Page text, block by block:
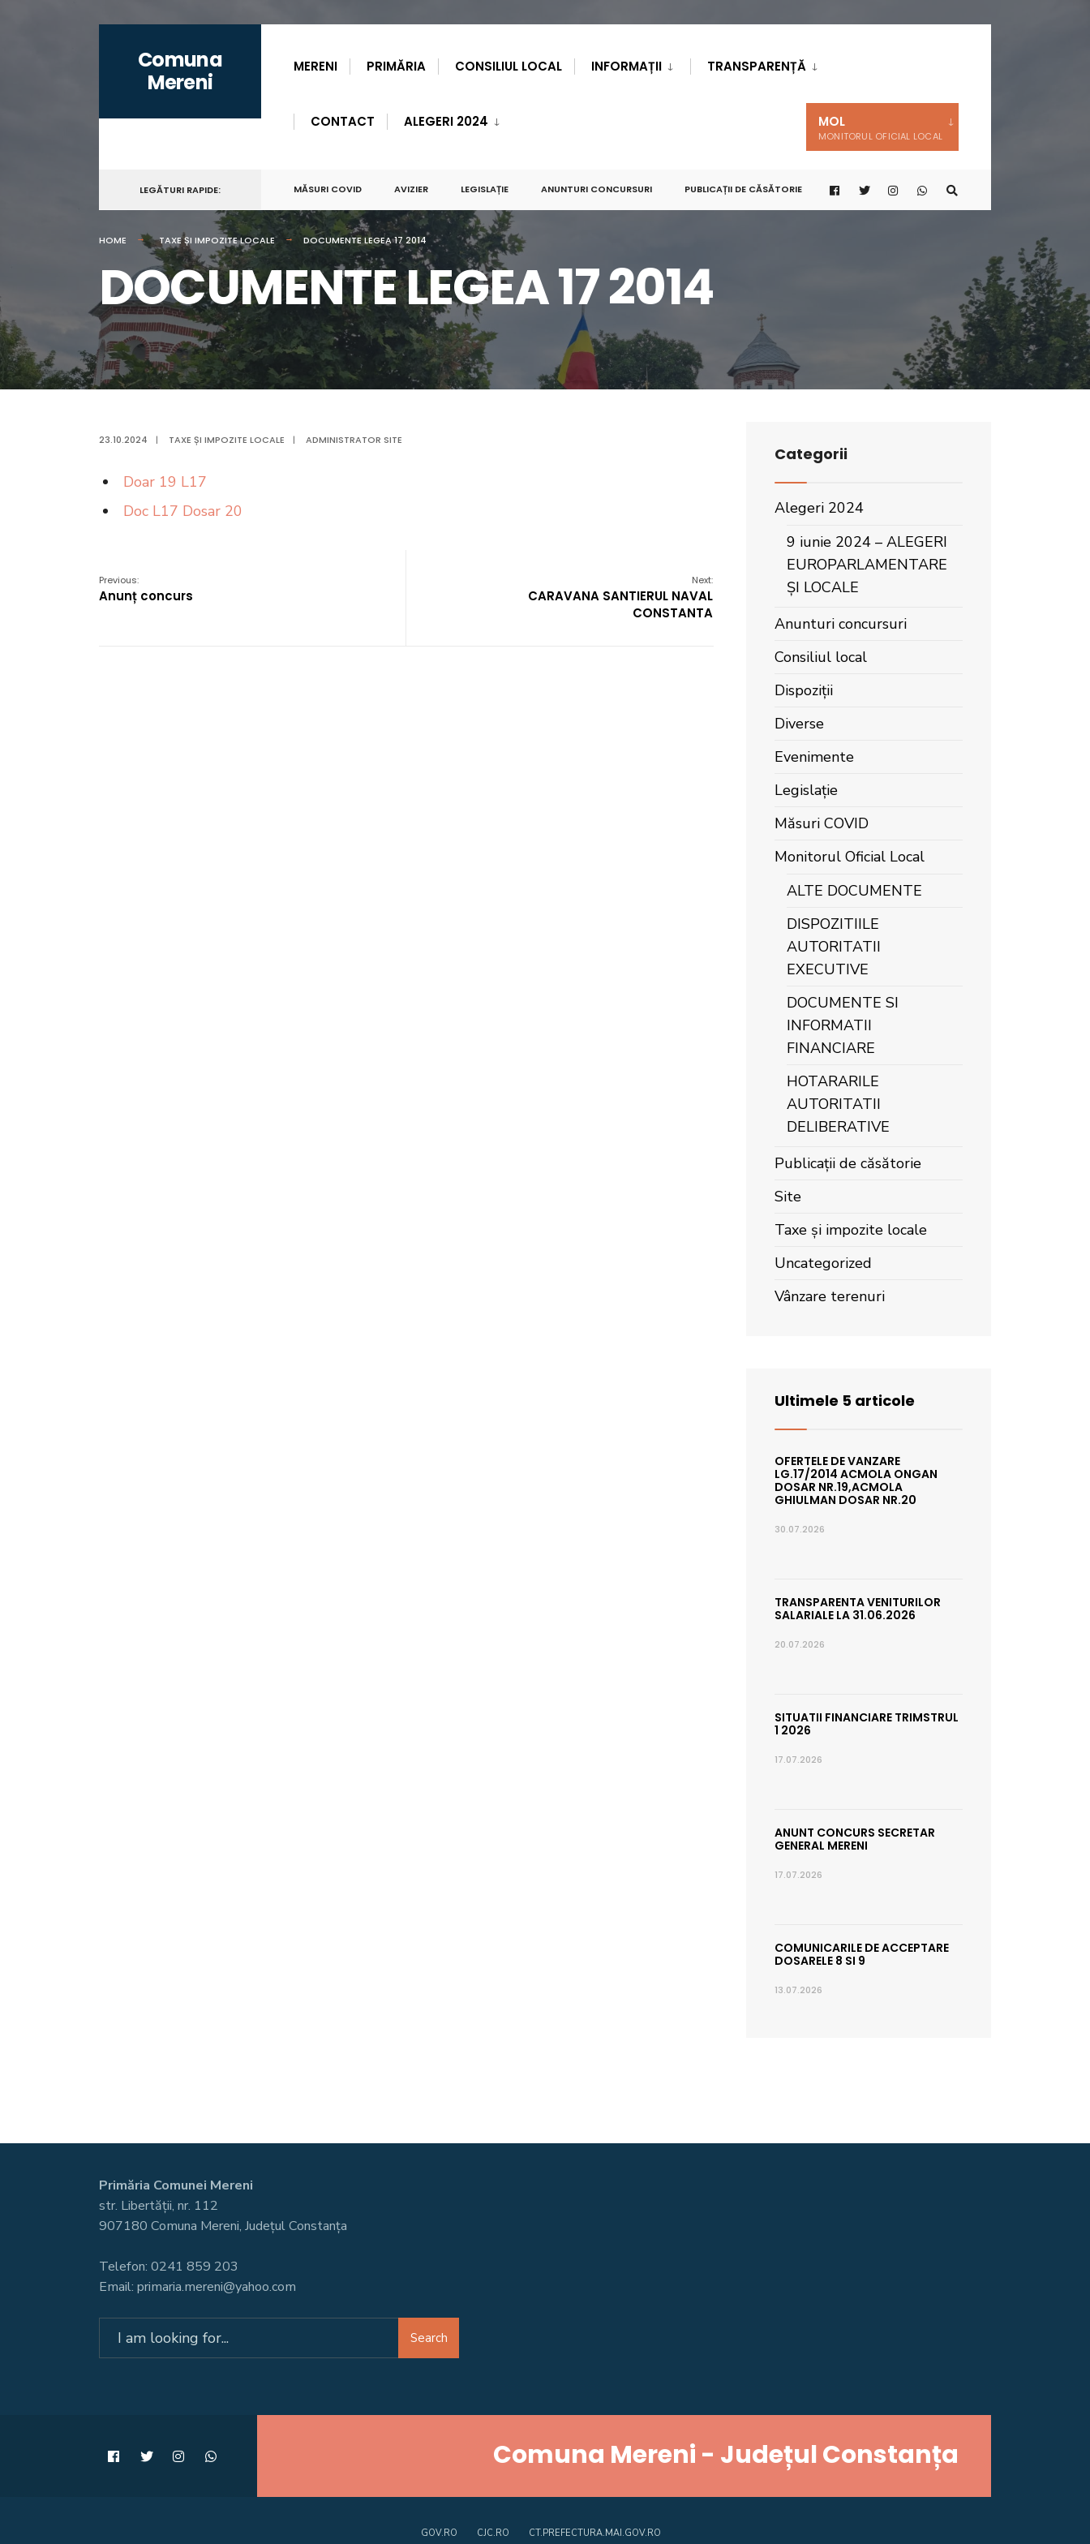
content
Comuna
Mereni
MERENI PRIMĂRIA CONSILIUL LOCAL INFORMAȚII TRANSPARENȚĂ
MOL
MONITORUL OFICIAL LOCAL
CONTACT ALEGERI 2024
LEGĂTURI RAPIDE: MĂSURI COVID AVIZIER LEGISLAȚIE ANUNTURI CONCURSURI PUBLICAȚII DE CĂSĂTORIE
HOME TAXE ȘI IMPOZITE LOCALE DOCUMENTE LEGEA 17 2014
DOCUMENTE LEGEA 17 2014
23.10.2024 | TAXE ȘI IMPOZITE LOCALE | ADMINISTRATOR SITE
Doar 19 L17
Doc L17 Dosar 20
Previous:
Anunț concurs
Next:
CARAVANA SANTIERUL NAVAL
CONSTANTA
Categorii
Alegeri 2024
9 iunie 2024 – ALEGERI
EUROPARLAMENTARE
ȘI LOCALE
Anunturi concursuri
Consiliul local
Dispoziții
Diverse
Evenimente
Legislație
Măsuri COVID
Monitorul Oficial Local
ALTE DOCUMENTE
DISPOZITIILE
AUTORITATII
EXECUTIVE
DOCUMENTE SI
INFORMATII
FINANCIARE
HOTARARILE
AUTORITATII
DELIBERATIVE
Publicații de căsătorie
Site
Taxe și impozite locale
Uncategorized
Vânzare terenuri
Ultimele 5 articole
OFERTELE DE VANZARE
LG.17/2014 ACMOLA ONGAN
DOSAR NR.19,ACMOLA
GHIULMAN DOSAR NR.20
30.07.2026
TRANSPARENTA VENITURILOR
SALARIALE LA 31.06.2026
20.07.2026
SITUATII FINANCIARE TRIMSTRUL
1 2026
17.07.2026
ANUNT CONCURS SECRETAR
GENERAL MERENI
17.07.2026
COMUNICARILE DE ACCEPTARE
DOSARELE 8 SI 9
13.07.2026
Primăria Comunei Mereni
str. Libertății, nr. 112
907180 Comuna Mereni, Județul Constanța
Telefon: 0241 859 203
Email: primaria.mereni@yahoo.com
Search
Comuna Mereni - Județul Constanța
GOV.RO CJC.RO CT.PREFECTURA.MAI.GOV.RO